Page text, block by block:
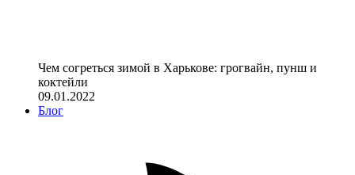
Чем согреться зимой в Харькове: грогвайн, пунш и
коктейли
09.01.2022
Блог